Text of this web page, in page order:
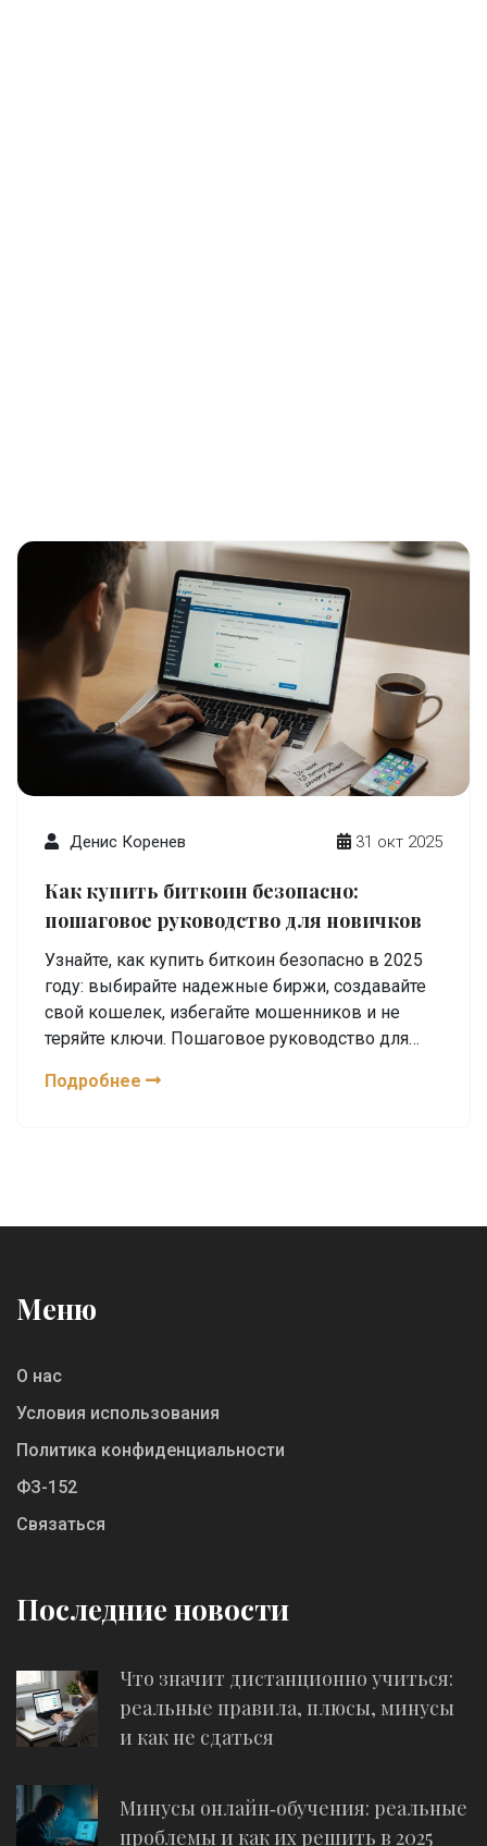
Денис Коренев 31 окт 2025
Как купить биткоин безопасно:
пошаговое руководство для новичков
Узнайте, как купить биткоин безопасно в 2025
году: выбирайте надежные биржи, создавайте
свой кошелек, избегайте мошенников и не
теряйте ключи. Пошаговое руководство для
Подробнее
Меню
О нас
Условия использования
Политика конфиденциальности
ФЗ-152
Связаться
Последние новости
Что значит дистанционно учиться:
реальные правила, плюсы, минусы
и как не сдаться
Минусы онлайн‑обучения: реальные
проблемы и как их решить в 2025